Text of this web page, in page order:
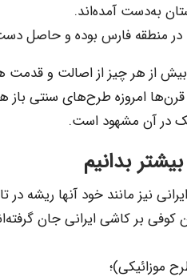
به‌دست آمده‌اند.
در منطقه فارس بوده و حاصل
از هر چیز از اصالت و قدمت
امروزه طرح‌های سنتی باز هم
در آن مشهود است.
بدانیم
نیز مانند خود آنها ریشه در
موزائیکی)؛